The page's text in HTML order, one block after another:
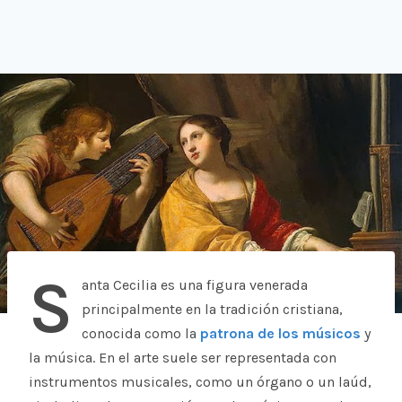
S
anta Cecilia es una figura venerada
principalmente en la tradición cristiana,
conocida como la patrona de los músicos y
la música. En el arte suele ser representada con
instrumentos musicales, como un órgano o un laúd,